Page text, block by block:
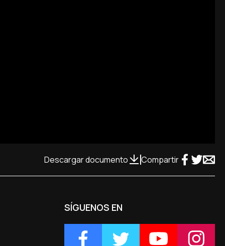
Descargar documento Compartir
SÍGUENOS EN